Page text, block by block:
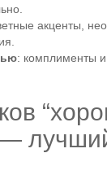
акценты,
: комплименты
—